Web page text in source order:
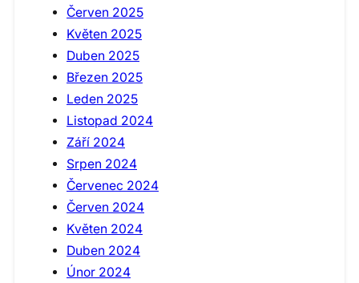
Červen 2025
Květen 2025
Duben 2025
Březen 2025
Leden 2025
Listopad 2024
Září 2024
Srpen 2024
Červenec 2024
Červen 2024
Květen 2024
Duben 2024
Únor 2024